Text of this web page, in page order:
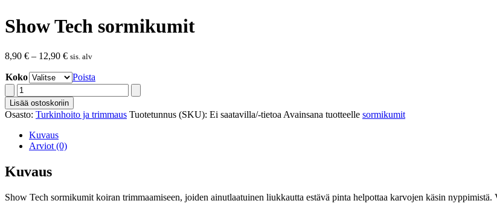
Show Tech sormikumit
8,90 € – 12,90 €Hintaluokka:
-
12,90 €
sis. alv
Koko
Poista
Show
Tech
sormikumit
määrä
Lisää ostoskoriin
Osasto: Turkinhoito ja trimmaus Tuotetunnus (SKU): Ei saatavilla/-tietoa Avainsana tuotteelle sormikumit
Kuvaus
Arviot (0)
Kuvaus
Show Tech sormikumit koiran trimmaamiseen, joiden ainutlaatuinen liukkautta estävä pinta helpottaa karvojen käsin